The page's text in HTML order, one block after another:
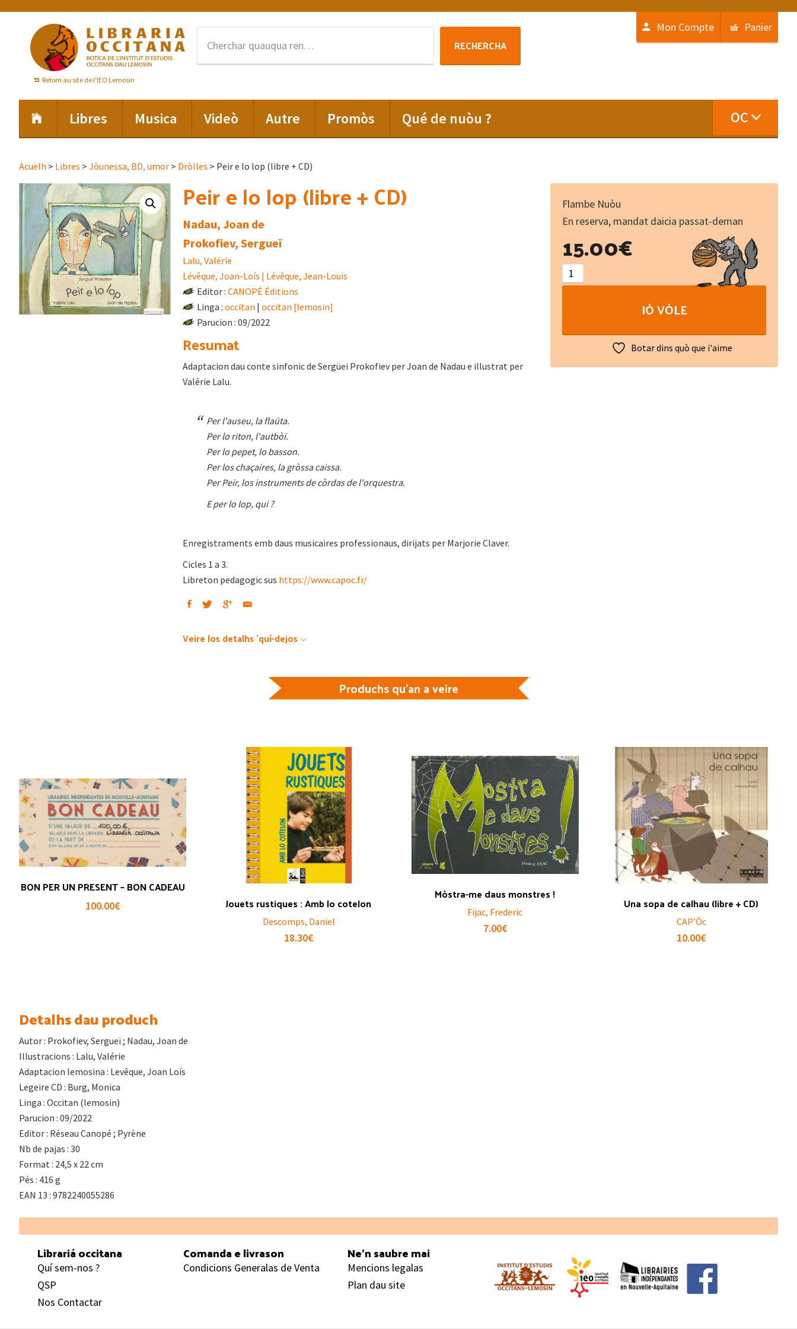
primary
navigation
content
Retorn au site de l'IEO Lemosin
:
RECHERCHA
Mon Compte Panier
Libres Musica Videò Autre Promòs Qué de nuòu ? OC
Acuelh > Libres > Jòunessa, BD, umor > Dròlles > Peir e lo lop (libre + CD)
Peir e lo lop (libre + CD)
Nadau, Joan de
Prokofiev, Sergueï
Lalu, Valérie
Lévêque, Joan-Loís | Lévêque, Jean-Louis
Editor : CANOPÉ Éditions
Linga : occitan | occitan [lemosin]
Parucion : 09/2022
Resumat
Adaptacion dau conte sinfonic de Sergüei Prokofiev per Joan de Nadau e illustrat per
Valérie Lalu.
Per l'auseu, la flaüta.
Per lo riton, l'autbòi.
Per lo pepet, lo basson.
Per los chaçaires, la gròssa caissa.
Per Peir, los instruments de còrdas de l'orquestra.
E per lo lop, qui ?
Enregistraments emb daus musicaires professionaus, dirijats per Marjorie Claver.
Cicles 1 a 3.
Libreton pedagogic sus https://www.capoc.fr/
Veire los detalhs 'quí-dejos
Flambe Nuòu
En reserva, mandat daicia passat-deman
15.00€
e
lo
lop
IÒ VÒLE
Botar dins quò que i'aime
Produchs qu'an a veire
BON PER UN PRESENT – BON CADEAU
100.00€ Jouets rustiques : Amb lo cotelon
Descomps, Daniel
18.30€
Mòstra-me daus monstres !
Fijac, Frederic
7.00€
Una sopa de calhau (libre + CD)
CAP’Òc
10.00€
Detalhs dau produch
Autor : Prokofiev, Sergueï ; Nadau, Joan de
Illustracions : Lalu, Valérie
Adaptacion lemosina : Levêque, Joan Loís
Legeire CD : Burg, Monica
Linga : Occitan (lemosin)
Parucion : 09/2022
Editor : Réseau Canopé ; Pyrène
Nb de pajas : 30
Format : 24,5 x 22 cm
Pés : 416 g
EAN 13 : 9782240055286
Footer
Librariá occitana
Quí sem-nos ?
QSP
Nos Contactar
Comanda e livrason
Condicions Generalas de Venta
Ne’n saubre mai
Mencions legalas
Plan dau site